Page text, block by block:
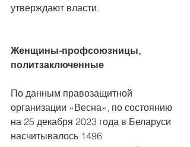
утверждают власти.
Женщины-профсоюзницы,
политзаключенные
По данным правозащитной
организации «Весна», по состоянию
на 25 декабря 2023 года в Беларуси
насчитывалось 1496